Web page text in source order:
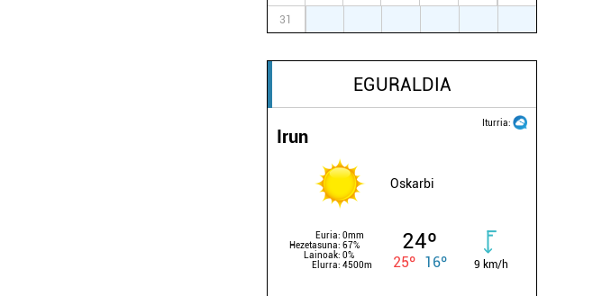
31
EGURALDIA
Iturria:
Irun
Oskarbi
Euria: 0mm
Hezetasuna: 67%
Lainoak: 0%
Elurra: 4500m
24º
25º 16º 9 km/h